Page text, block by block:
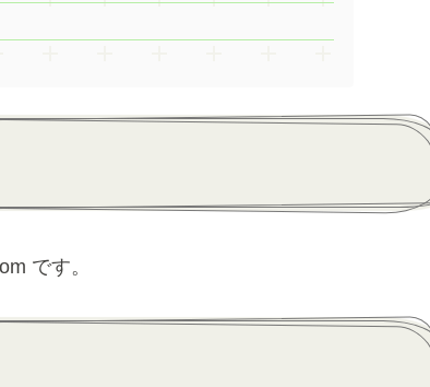
です。